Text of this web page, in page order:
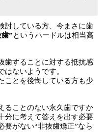
討している方、今まさに歯
”というハードルは相当高
歯することに対する抵抗感
はないようです。
ことを後悔している方も少
ることのない永久歯ですか
分に考えて答えを出す必要
要がない“非抜歯矯正”なら